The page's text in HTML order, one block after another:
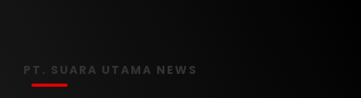
PT. SUARA UTAMA NEWS